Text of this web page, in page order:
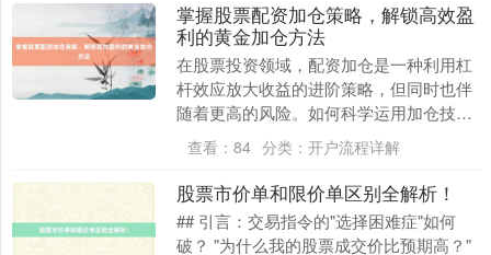
掌握股票配资加仓策略，解锁高效盈
利的黄金加仓方法
在股票投资领域，配资加仓是一种利用杠
杆效应放大收益的进阶策略，但同时也伴
随着更高的风险。如何科学运用加仓技
巧，在控制风险的前提下实现收益最大
化，是每位投资者追求....
查看： 84 分类： 开户流程详解
股票市价单和限价单区别全解析！
## 引言：交易指令的"选择困难症"如何
破？ "为什么我的股票成交价比预期高？"
深证成指 14110.12 -34.08 -0.24%